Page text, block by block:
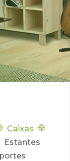
Caixas
Estantes